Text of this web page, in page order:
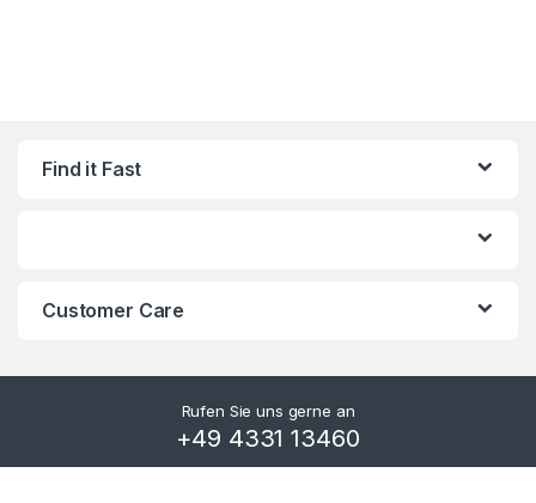
Find it Fast
Customer Care
Rufen Sie uns gerne an
+49 4331 13460